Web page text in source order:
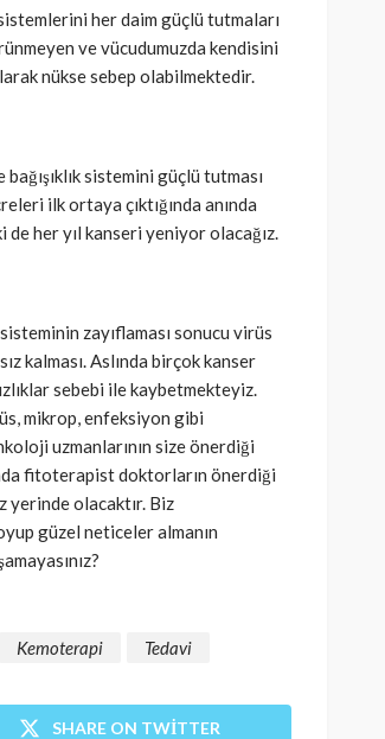
her daim güçlü tutmaları
ve vücudumuzda kendisini
nükse sebep olabilmektedir.
sistemini güçlü tutması
ilk ortaya çıktığında anında
her yıl kanseri yeniyor olacağız.
zayıflaması sonucu virüs
kalması. Aslında birçok kanser
sebebi ile kaybetmekteyiz.
mikrop, enfeksiyon gibi
uzmanlarının size önerdiği
fitoterapist doktorların önerdiği
yerinde olacaktır. Biz
güzel neticeler almanın
Kemoterapi Tedavi
SHARE ON TWITTER